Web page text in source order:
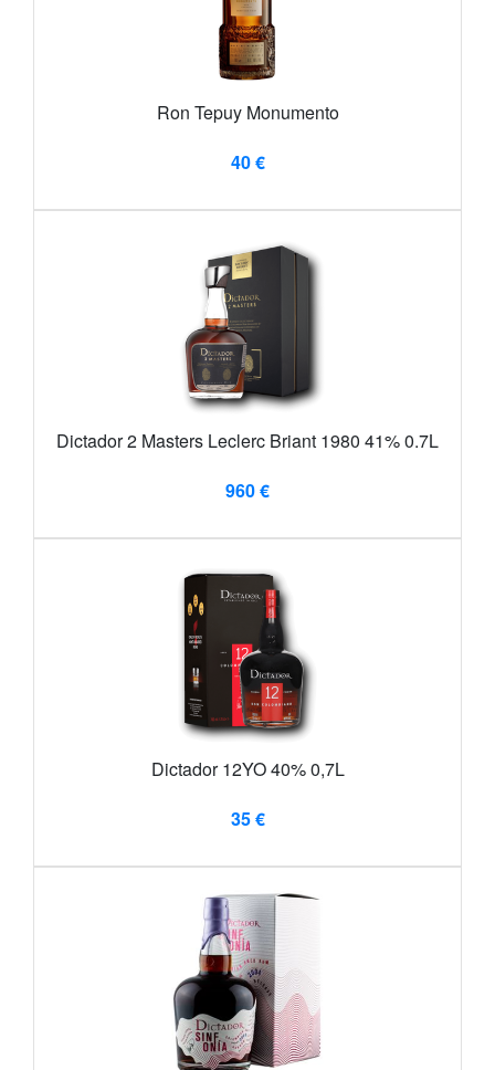
Ron Tepuy Monumento
40 €
Dictador 2 Masters Leclerc Briant 1980 41% 0.7L
960 €
Dictador 12YO 40% 0,7L
35 €